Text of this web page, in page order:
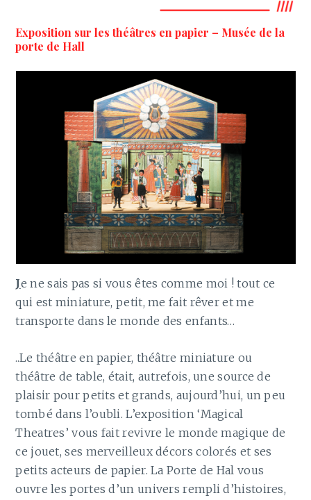
Exposition sur les théâtres en papier – Musée de la
porte de Hall
Je ne sais pas si vous êtes comme moi ! tout ce
qui est miniature, petit, me fait rêver et me
transporte dans le monde des enfants…
..Le théâtre en papier, théâtre miniature ou
théâtre de table, était, autrefois, une source de
plaisir pour petits et grands, aujourd’hui, un peu
tombé dans l’oubli. L’exposition ‘Magical
Theatres’ vous fait revivre le monde magique de
ce jouet, ses merveilleux décors colorés et ses
petits acteurs de papier. La Porte de Hal vous
ouvre les portes d’un univers rempli d’histoires,